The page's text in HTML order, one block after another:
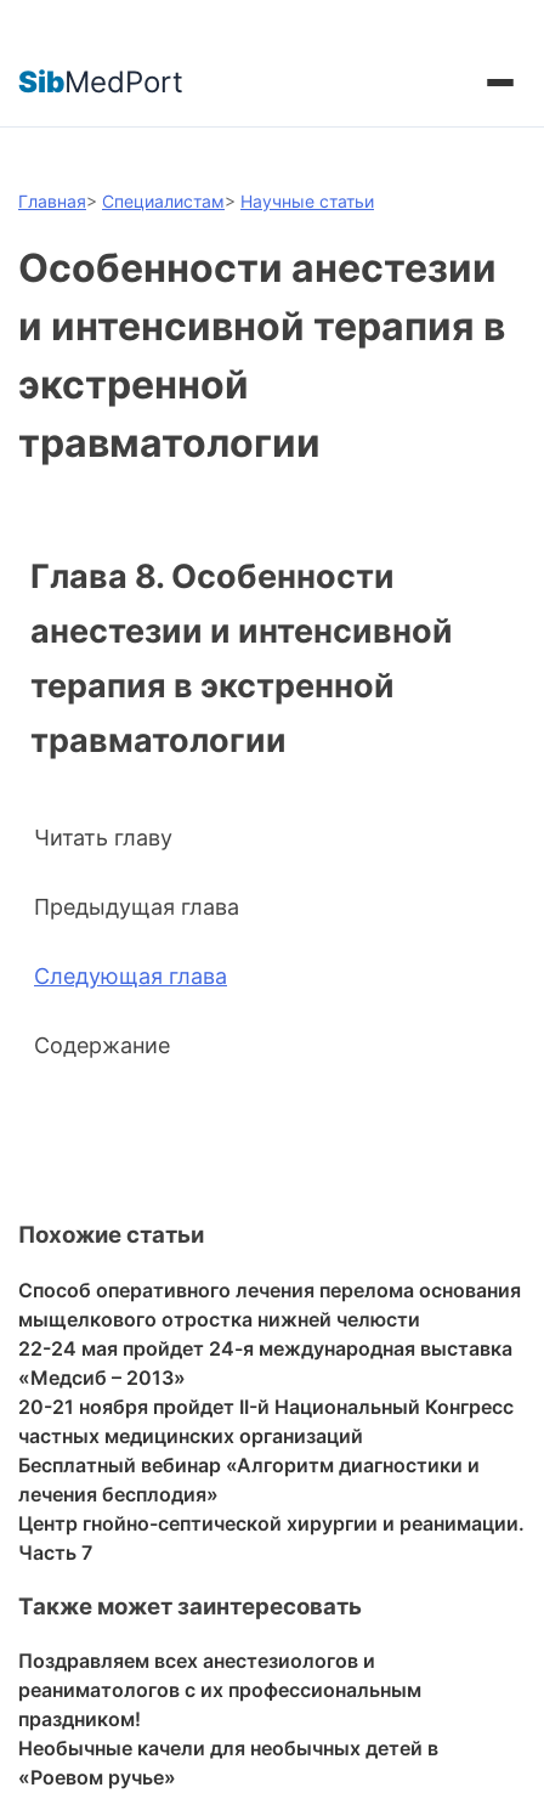
SibMedPort
Главная> Специалистам> Научные статьи
Особенности анестезии
и интенсивной терапия в
экстренной
травматологии
Глава 8. Особенности
анестезии и интенсивной
терапия в экстренной
травматологии
Читать главу
Предыдущая глава
Следующая глава
Содержание
Похожие статьи
Способ оперативного лечения перелома основания
мыщелкового отростка нижней челюсти
22-24 мая пройдет 24-я международная выставка
«Медсиб – 2013»
20-21 ноября пройдет II-й Национальный Конгресс
частных медицинских организаций
Бесплатный вебинар «Алгоритм диагностики и
лечения бесплодия»
Центр гнойно-септической хирургии и реанимации.
Часть 7
Также может заинтересовать
Поздравляем всех анестезиологов и
реаниматологов с их профессиональным
праздником!
Необычные качели для необычных детей в
«Роевом ручье»